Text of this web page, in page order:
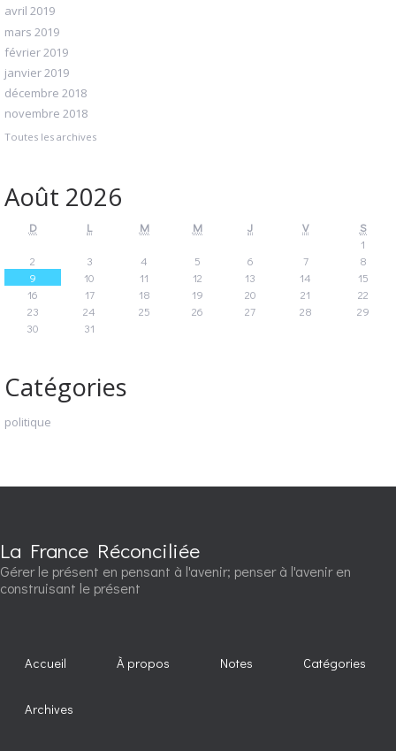
avril 2019
mars 2019
février 2019
janvier 2019
décembre 2018
novembre 2018
Toutes les archives
Août 2026
D L M M J V
S
1
2
3 4 5 6 7
8
9
10 11 12 13 14
15
16
17 18 19 20 21
22
23
24 25 26 27 28
29
30
31
Catégories
politique
La France Réconciliée
Gérer le présent en pensant à l'avenir; penser à l'avenir en
construisant le présent
Accueil À propos Notes Catégories
Archives